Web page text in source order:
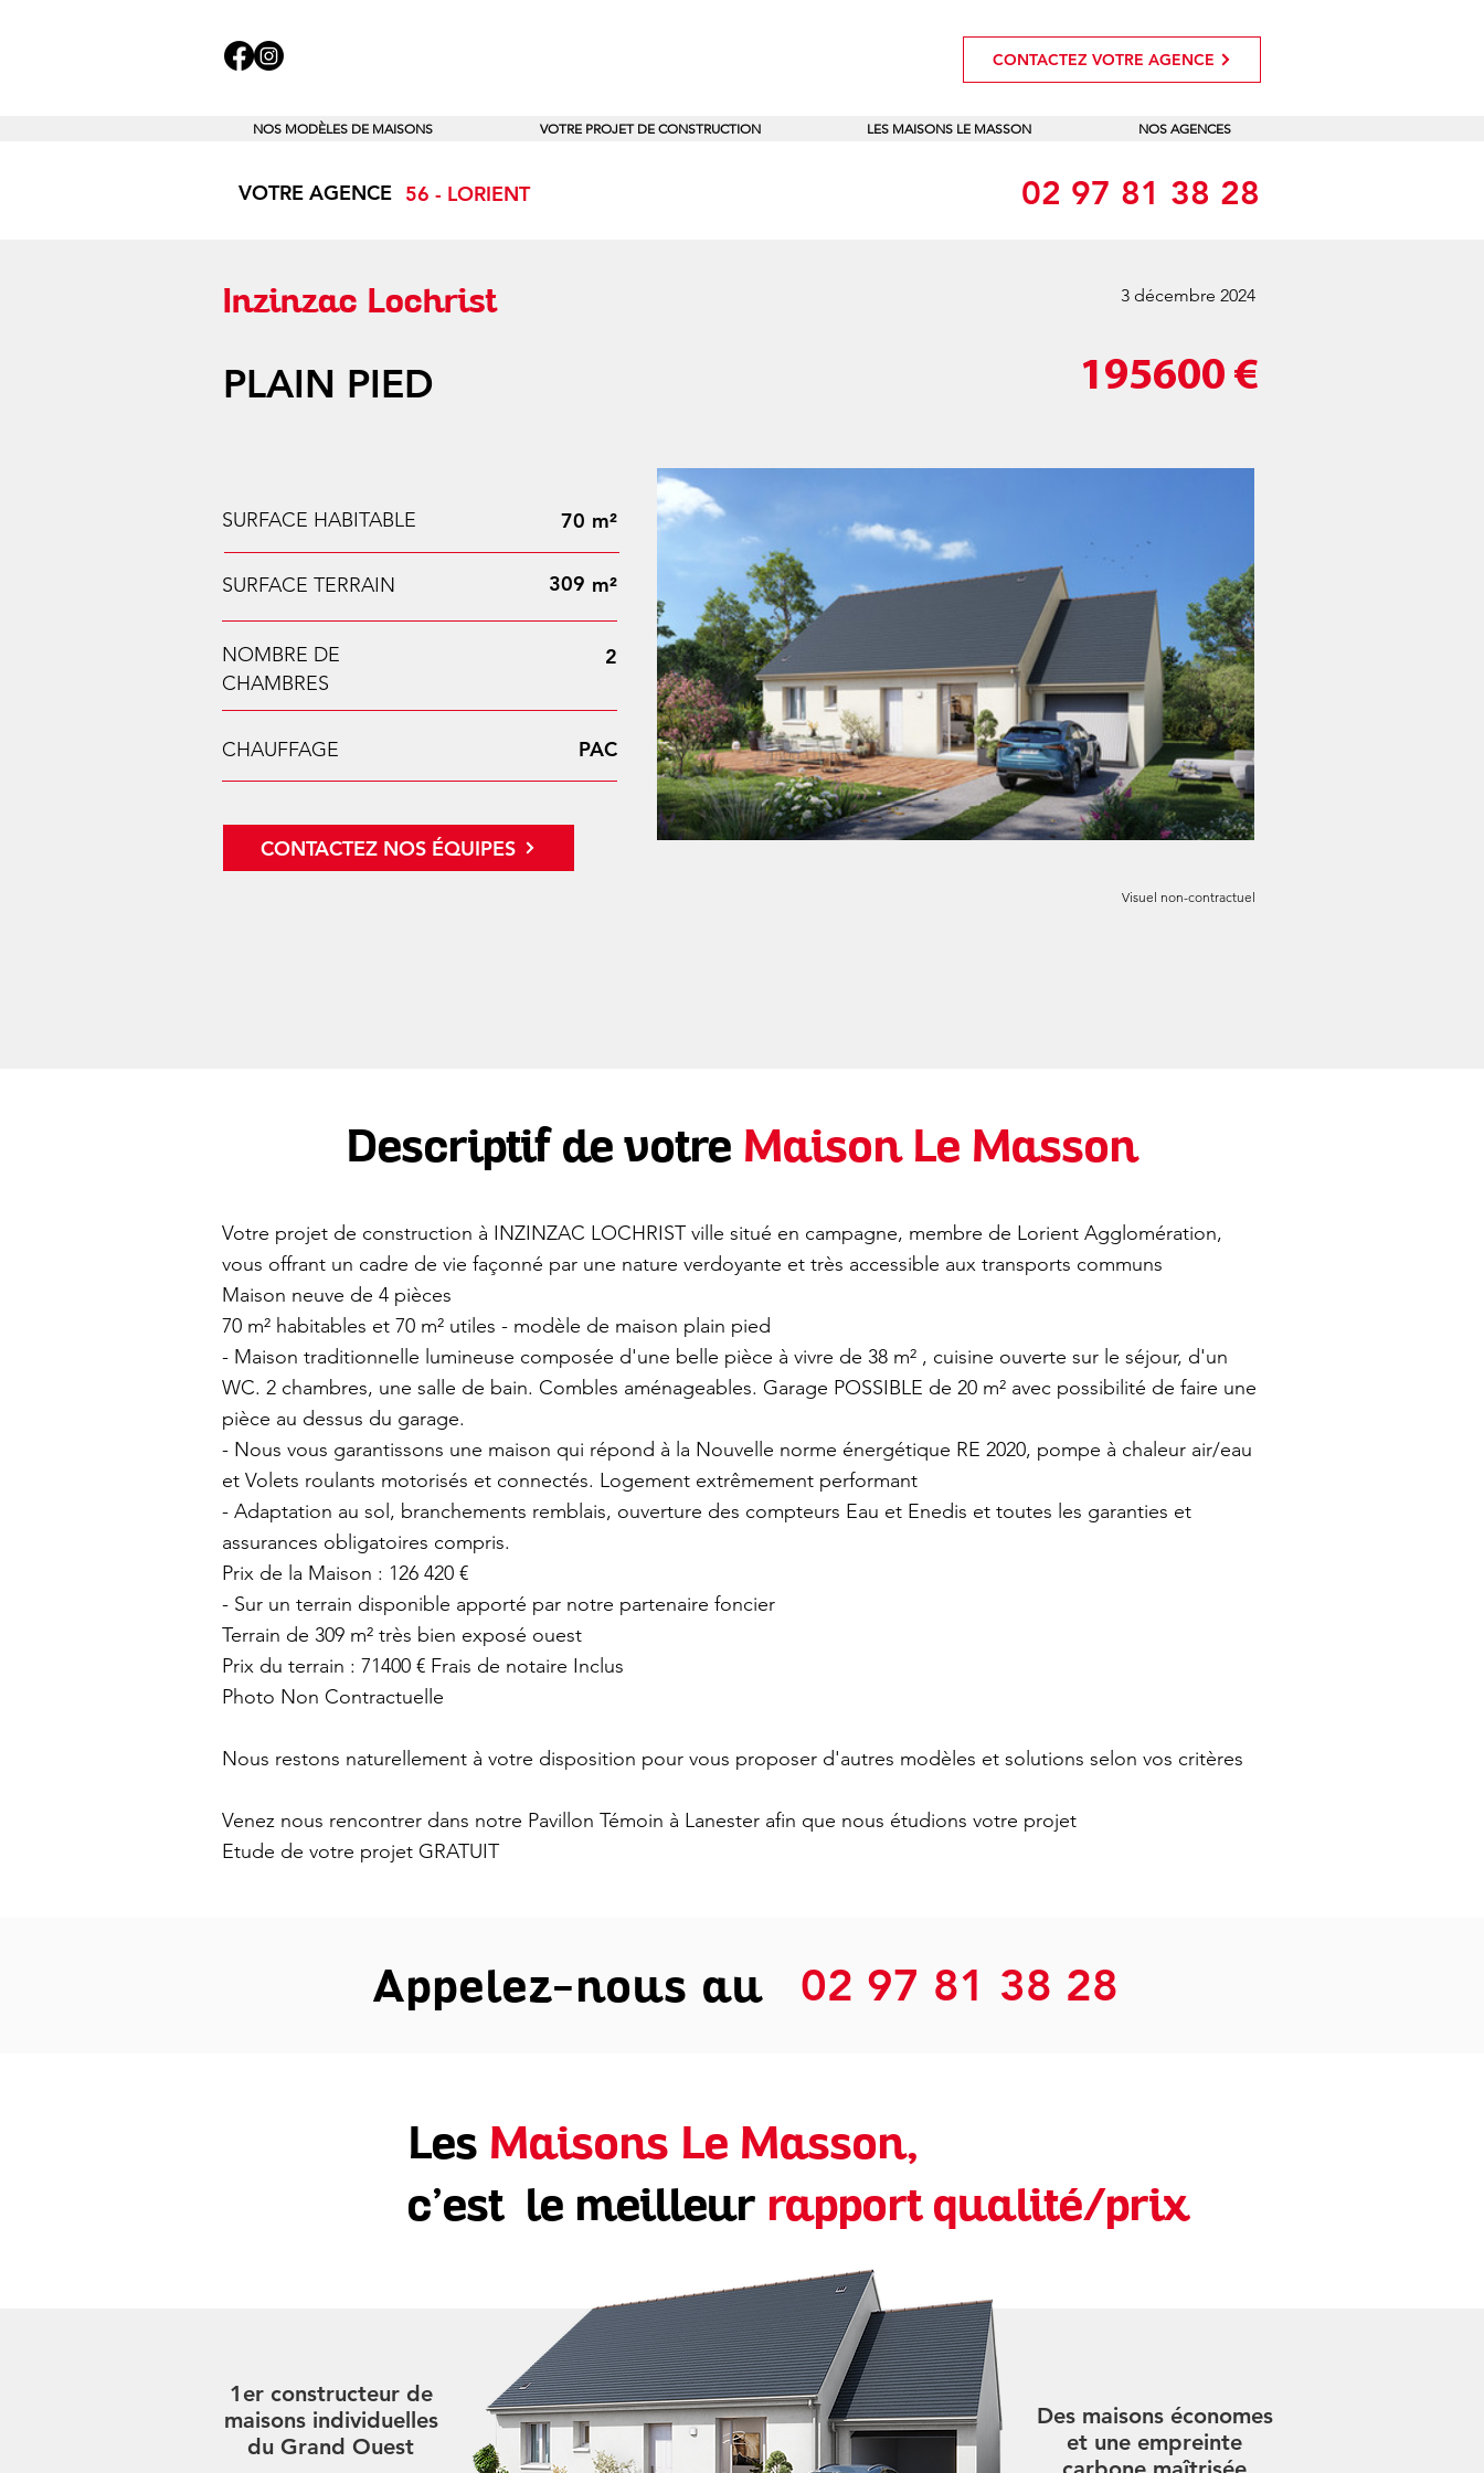
CONTACTEZ VOTRE AGENCE
NOS MODÈLES DE MAISONS VOTRE PROJET DE CONSTRUCTION LES MAISONS LE MASSON NOS AGENCES
VOTRE AGENCE 56 - LORIENT 02 97 81 38 28
Inzinzac Lochrist
PLAIN PIED
3 décembre 2024
195600 €
SURFACE HABITABLE 70 m²
SURFACE TERRAIN
NOMBRE DE
CHAMBRES
2
CHAUFFAGE PAC
309 m²
CONTACTEZ NOS ÉQUIPES
Visuel non-contractuel
Descriptif de votre Maison Le Masson
Votre projet de construction à INZINZAC LOCHRIST ville situé en campagne, membre de Lorient Agglomération,
vous offrant un cadre de vie façonné par une nature verdoyante et très accessible aux transports communs
Maison neuve de 4 pièces
70 m² habitables et 70 m² utiles - modèle de maison plain pied
- Maison traditionnelle lumineuse composée d'une belle pièce à vivre de 38 m² , cuisine ouverte sur le séjour, d'un
WC. 2 chambres, une salle de bain. Combles aménageables. Garage POSSIBLE de 20 m² avec possibilité de faire une
pièce au dessus du garage.
- Nous vous garantissons une maison qui répond à la Nouvelle norme énergétique RE 2020, pompe à chaleur air/eau
et Volets roulants motorisés et connectés. Logement extrêmement performant
- Adaptation au sol, branchements remblais, ouverture des compteurs Eau et Enedis et toutes les garanties et
assurances obligatoires compris.
Prix de la Maison : 126 420 €
- Sur un terrain disponible apporté par notre partenaire foncier
Terrain de 309 m² très bien exposé ouest
Prix du terrain : 71400 € Frais de notaire Inclus
Photo Non Contractuelle
Nous restons naturellement à votre disposition pour vous proposer d'autres modèles et solutions selon vos critères
Venez nous rencontrer dans notre Pavillon Témoin à Lanester afin que nous étudions votre projet
Etude de votre projet GRATUIT
Appelez-nous au 02 97 81 38 28
Les Maisons Le Masson,
c’est le meilleur rapport qualité/prix
1er constructeur de
maisons individuelles
du Grand Ouest
Des maisons économes
et une empreinte